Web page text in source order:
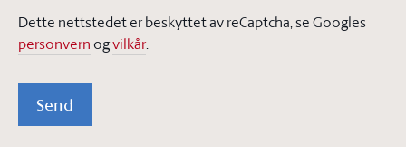
Dette nettstedet er beskyttet av reCaptcha, se Googles
personvern ogvilkår.
Send